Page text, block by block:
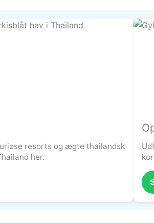
resorts og ægte thailandsk
her.